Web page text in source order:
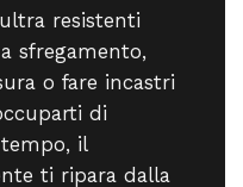
resistenti
sfregamento,
o fare incastri
di
il
ti ripara dalla